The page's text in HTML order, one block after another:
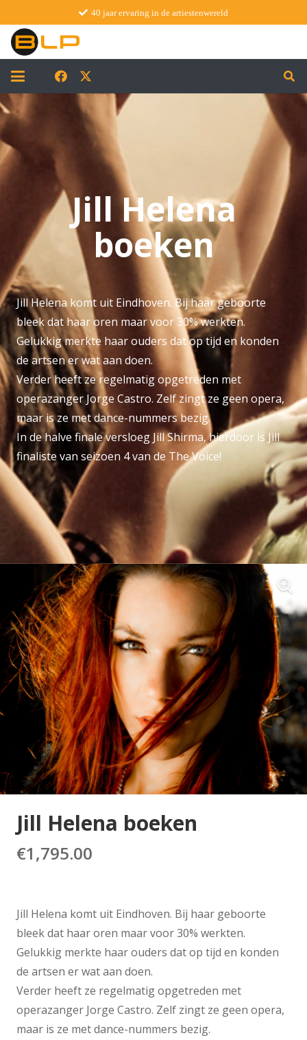
40 jaar ervaring in de artiestenwereld
Jill Helena
boeken
Jill Helena komt uit Eindhoven. Bij haar geboorte
bleek dat haar oren maar voor 30% werkten.
Gelukkig merkte haar ouders dat op tijd en konden
de artsen er wat aan doen.
Verder heeft ze regelmatig opgetreden met
operazanger Jorge Castro. Zelf zingt ze geen opera,
maar is ze met dance-nummers bezig.
In de halve finale versloeg Jill Shirma, hierdoor is Jill
finaliste van seizoen 4 van de The Voice!
Jill Helena boeken
€1,795.00
Jill Helena komt uit Eindhoven. Bij haar geboorte
bleek dat haar oren maar voor 30% werkten.
Gelukkig merkte haar ouders dat op tijd en konden
de artsen er wat aan doen.
Verder heeft ze regelmatig opgetreden met
operazanger Jorge Castro. Zelf zingt ze geen opera,
maar is ze met dance-nummers bezig.